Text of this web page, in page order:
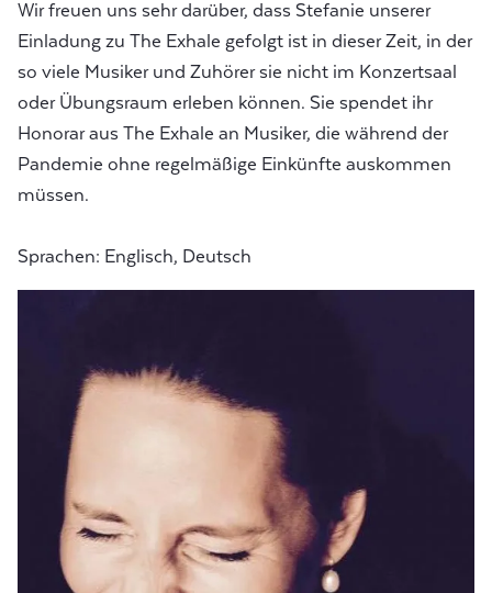
Wir freuen uns sehr darüber, dass Stefanie unserer
Einladung zu The Exhale gefolgt ist in dieser Zeit, in der
so viele Musiker und Zuhörer sie nicht im Konzertsaal
oder Übungsraum erleben können. Sie spendet ihr
Honorar aus The Exhale an Musiker, die während der
Pandemie ohne regelmäßige Einkünfte auskommen
müssen.
Sprachen: Englisch, Deutsch